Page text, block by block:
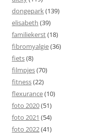
dongepark(139)
elisabeth (39)
familiekerst(18)
fibromyalgie(36)
fiets(8)
filmpjes(70)
fitness(22)
flexurance(10)
foto 2020(51)
foto 2021 (54)
foto 2022(41)